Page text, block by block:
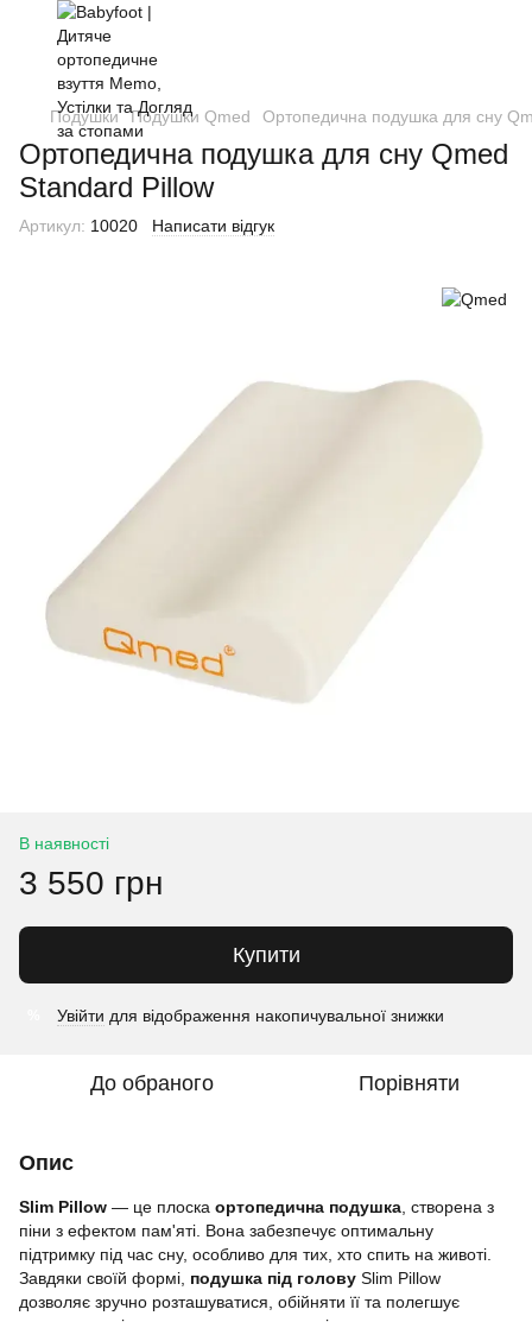
Подушки Подушки Qmed Ортопедична подушка для сну
Ортопедична подушка для сну Qmed
Standard Pillow
Артикул: 10020 Написати відгук
В наявності
3 550 грн
Купити
Увійти для відображення накопичувальної знижки
До обраного Порівняти
Опис
Slim Pillow — це плоска ортопедична подушка , створена з
піни з ефектом пам'яті. Вона забезпечує оптимальну
підтримку під час сну, особливо для тих, хто спить на животі.
Завдяки своїй формі, подушка під голову Slim Pillow
дозволяє зручно розташуватися, обійняти її та полегшує